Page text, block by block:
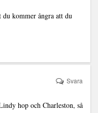
kommer ångra att du
hop och Charleston, så
Svara